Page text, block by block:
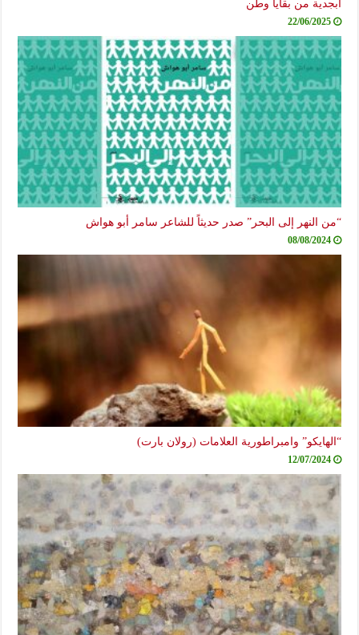
أبجدية من بقايا وطن
22/06/2025
“من النهر إلى البحر” صدر حديثاً للشاعر سامر أبو هواش
08/08/2024
“الهايكو” وامبراطورية العلامات (رولان بارت)
12/07/2024